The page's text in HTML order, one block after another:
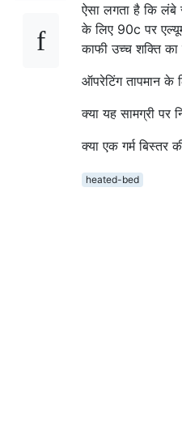
ऐसा लगता है कि
के लिए 90c पर
काफी उच्च शक्ति का
ऑपरेटिंग तापमान के
क्या यह सामग्री पर
क्या एक गर्म बिस्तर
heated-bed